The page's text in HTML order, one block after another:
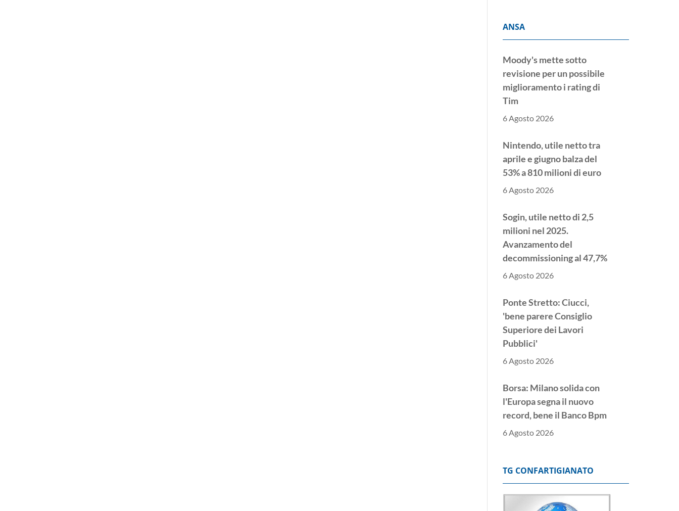
ANSA
Moody's mette sotto
revisione per un possibile
miglioramento i rating di
Tim
6 Agosto 2026
Nintendo, utile netto tra
aprile e giugno balza del
53% a 810 milioni di euro
6 Agosto 2026
Sogin, utile netto di 2,5
milioni nel 2025.
Avanzamento del
decommissioning al 47,7%
6 Agosto 2026
Ponte Stretto: Ciucci,
'bene parere Consiglio
Superiore dei Lavori
Pubblici'
6 Agosto 2026
Borsa: Milano solida con
l'Europa segna il nuovo
record, bene il Banco Bpm
6 Agosto 2026
eccellenti, avanti con
l'intelligenza artificiale'
6 Agosto 2026
TG CONFARTIGIANATO